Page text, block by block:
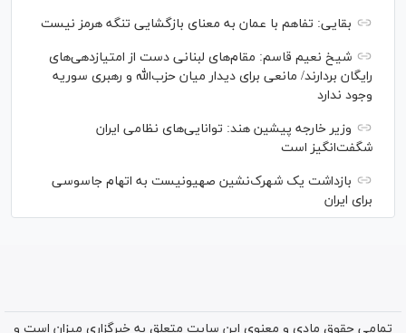
بقایی: تفاهم با عمان به معنای بازگشایی تنگه هرمز نیست
شیخ نعیم قاسم: مقام‌های لبنانی دست از امتیازدهی‌های
رایگان بردارند/ مانعی برای دیدار میان حزب‌الله و رهبری سوریه
وجود ندارد
وزیر خارجه پیشین هند: توانایی‌های نظامی ایران
شگفت‌انگیز است
بازداشت یک شهرک‌نشین صهیونیست به اتهام جاسوسی
برای ایران
تمامی حقوق مادی و معنوی این سایت متعلق به خبرگزاری میزان است و